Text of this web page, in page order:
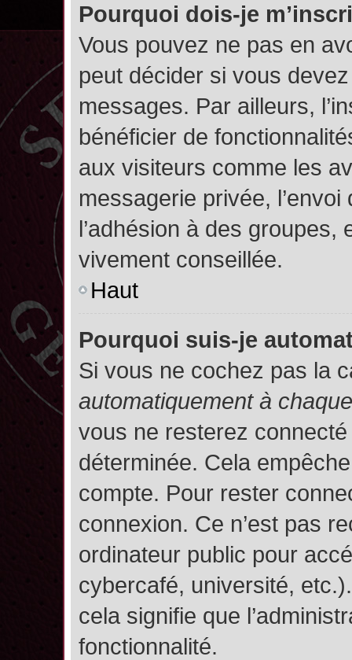
Pourquoi dois-je
Vous pouvez ne pas en
peut décider si vous
messages. Par ailleurs,
bénéficier de
aux visiteurs comme les
messagerie privée,
l’adhésion à des groupes,
vivement conseillée.
Haut
Pourquoi suis-je
Si vous ne cochez pas la
automatiquement à
vous ne resterez
déterminée. Cela
compte. Pour rester
connexion. Ce n’est pas
ordinateur public pour
cybercafé, université,
cela signifie que
fonctionnalité.